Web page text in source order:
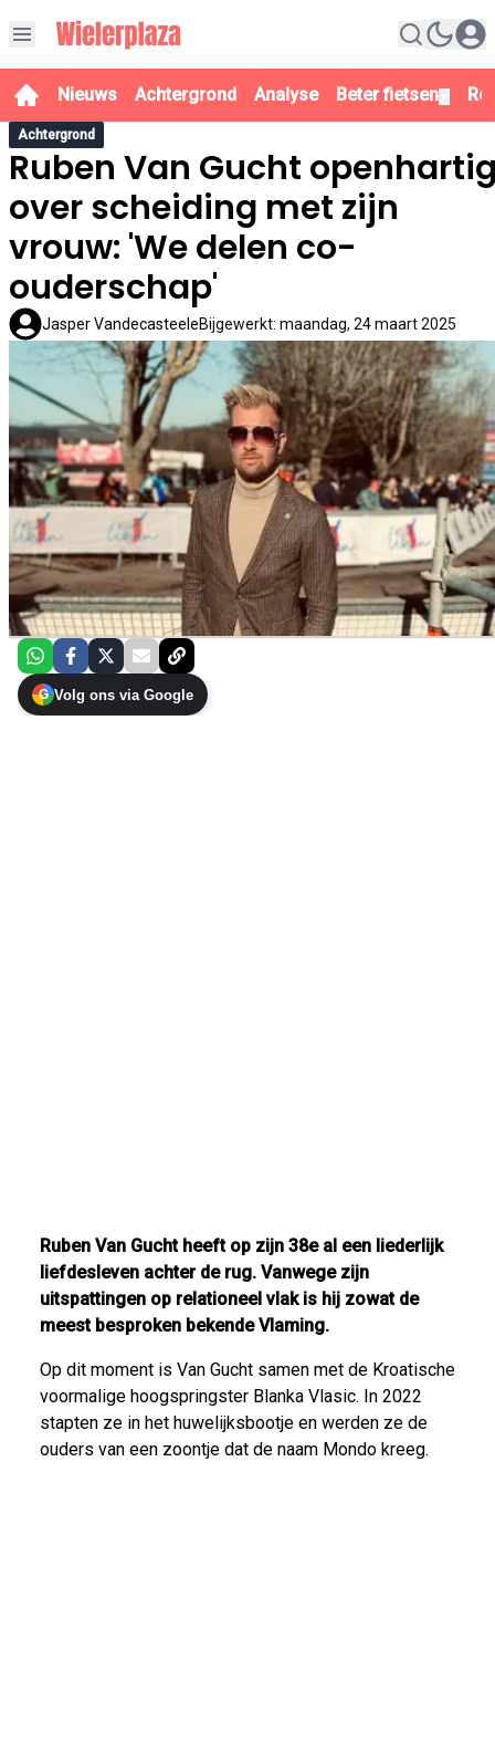
Nieuws Achtergrond Analyse Beter fietsen
Achtergrond
Ruben Van Gucht
over scheiding met zijn
vrouw: 'We delen co-
ouderschap'
Jasper VandecasteeleBijgewerkt: maandag, 24 maart 2025
G Volg ons via Google
Ruben Van Gucht heeft op zijn 38e al een liederlijk
liefdesleven achter de rug. Vanwege zijn
uitspattingen op relationeel vlak is hij zowat de
meest besproken bekende Vlaming.
Op dit moment is Van Gucht samen met de Kroatische
voormalige hoogspringster Blanka Vlasic. In 2022
stapten ze in het huwelijksbootje en werden ze de
ouders van een zoontje dat de naam Mondo kreeg.